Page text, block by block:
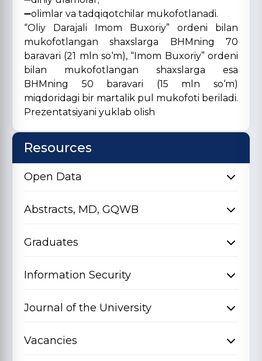
➖olimlar va tadqiqotchilar mukofotlanadi.
“Oliy Darajali Imom Buxoriy” ordeni bilan
mukofotlangan shaxslarga BHMning 70
baravari (21 mln so‘m), “Imom Buxoriy” ordeni
bilan mukofotlangan shaxslarga esa
BHMning 50 baravari (15 mln so‘m)
miqdoridagi bir martalik pul mukofoti beriladi.
Prezentatsiyani yuklab olish
Resources
Open Data
Abstracts, MD, GQWB
Graduates
Information Security
Journal of the University
Vacancies